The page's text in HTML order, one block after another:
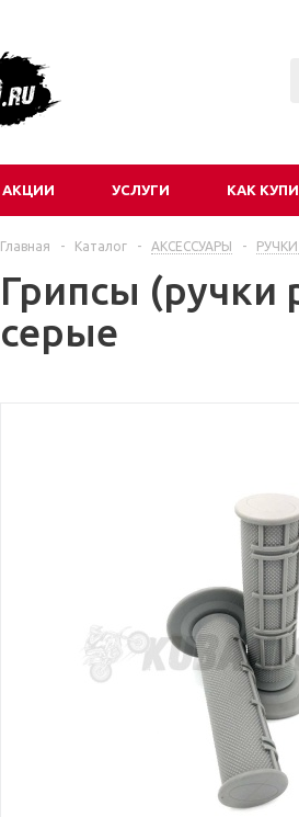
АКЦИИ УСЛУГИ КАК
Главная - Каталог - АКСЕССУАРЫ -
Грипсы (ручки
серые